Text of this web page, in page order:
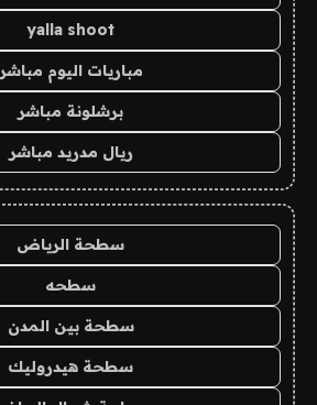
yalla shoot
مباريات اليوم مباشر
برشلونة مباشر
ريال مدريد مباشر
سطحة الرياض
سطحه
سطحة بين المدن
سطحة هيدروليك